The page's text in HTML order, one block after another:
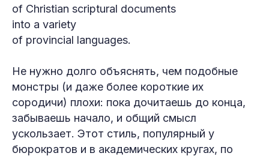
of Christian scriptural documents
into a variety
of provincial languages.
Не нужно долго объяснять, чем подобные
монстры (и даже более короткие их
сородичи) плохи: пока дочитаешь до конца,
забываешь начало, и общий смысл
ускользает. Этот стиль, популярный у
бюрократов и в академических кругах, по